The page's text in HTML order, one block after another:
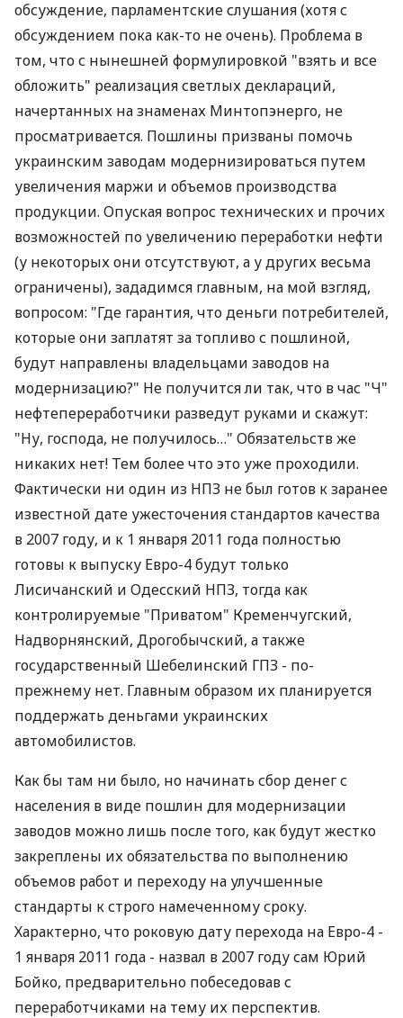
обсуждение, парламентские слушания (хотя с
обсуждением пока как-то не очень). Проблема в
том, что с нынешней формулировкой "взять и все
обложить" реализация светлых деклараций,
начертанных на знаменах Минтопэнерго, не
просматривается. Пошлины призваны помочь
украинским заводам модернизироваться путем
увеличения маржи и объемов производства
продукции. Опуская вопрос технических и прочих
возможностей по увеличению переработки нефти
(у некоторых они отсутствуют, а у других весьма
ограничены), зададимся главным, на мой взгляд,
вопросом: "Где гарантия, что деньги потребителей,
которые они заплатят за топливо с пошлиной,
будут направлены владельцами заводов на
модернизацию?" Не получится ли так, что в час "Ч"
нефтепереработчики разведут руками и скажут:
"Ну, господа, не получилось…" Обязательств же
никаких нет! Тем более что это уже проходили.
Фактически ни один из НПЗ не был готов к заранее
известной дате ужесточения стандартов качества
в 2007 году, и к 1 января 2011 года полностью
готовы к выпуску Евро-4 будут только
Лисичанский и Одесский НПЗ, тогда как
контролируемые "Приватом" Кременчугский,
Надворнянский, Дрогобычский, а также
государственный Шебелинский ГПЗ - по-
прежнему нет. Главным образом их планируется
поддержать деньгами украинских
автомобилистов.
Как бы там ни было, но начинать сбор денег с
населения в виде пошлин для модернизации
заводов можно лишь после того, как будут жестко
закреплены их обязательства по выполнению
объемов работ и переходу на улучшенные
стандарты к строго намеченному сроку.
Характерно, что роковую дату перехода на Евро-4 -
1 января 2011 года - назвал в 2007 году сам Юрий
Бойко, предварительно побеседовав с
переработчиками на тему их перспектив.